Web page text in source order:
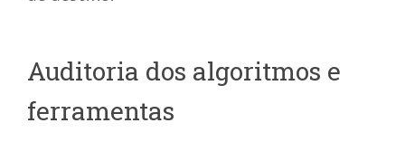
Auditoria dos algoritmos e
ferramentas